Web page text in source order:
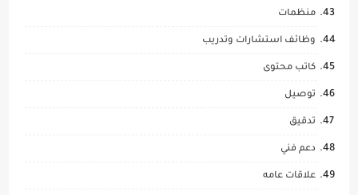
منظمات
وظائف استشارات وتدريب
كاتب محتوى
توصيل
تدقيق
دعم فني
علاقات عامه